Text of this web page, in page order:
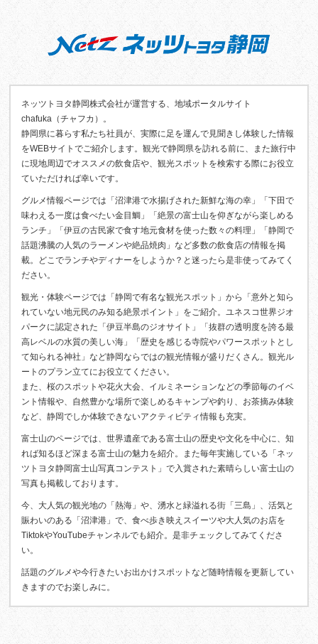
ネッツトヨタ静岡株式会社が運営する、地域ポータルサイト
chafuka（チャフカ）。
静岡県に暮らす私たち社員が、実際に足を運んで見聞きし体験した情報
をWEBサイトでご紹介します。観光で静岡県を訪れる前に、また旅行中
に現地周辺でオススメの飲食店や、観光スポットを検索する際にお役立
ていただければ幸いです。
グルメ情報ページでは「沼津港で水揚げされた新鮮な海の幸」「下田で
味わえる一度は食べたい金目鯛」「絶景の富士山を仰ぎながら楽しめる
ランチ」「伊豆の古民家で食す地元食材を使った数々の料理」「静岡で
話題沸騰の人気のラーメンや絶品焼肉」など多数の飲食店の情報を掲
載。どこでランチやディナーをしようか？と迷ったら是非使ってみてく
ださい。
観光・体験ページでは「静岡で有名な観光スポット」から「意外と知ら
れていない地元民のみ知る絶景ポイント」をご紹介。ユネスコ世界ジオ
パークに認定された「伊豆半島のジオサイト」「抜群の透明度を誇る最
高レベルの水質の美しい海」「歴史を感じる寺院やパワースポットとし
て知られる神社」など静岡ならではの観光情報が盛りだくさん。観光ル
ートのプラン立てにお役立てください。
また、桜のスポットや花火大会、イルミネーションなどの季節毎のイベ
ント情報や、自然豊かな場所で楽しめるキャンプや釣り、お茶摘み体験
など、静岡でしか体験できないアクティビティ情報も充実。
富士山のページでは、世界遺産である富士山の歴史や文化を中心に、知
れば知るほど深まる富士山の魅力を紹介。また毎年実施している「ネッ
ツトヨタ静岡富士山写真コンテスト」で入賞された素晴らしい富士山の
写真も掲載しております。
今、大人気の観光地の「熱海」や、湧水と緑溢れる街「三島」、活気と
賑わいのある「沼津港」で、食べ歩き映えスイーツや大人気のお店を
TiktokやYouTubeチャンネルでも紹介。是非チェックしてみてくださ
い。
話題のグルメや今行きたいお出かけスポットなど随時情報を更新してい
きますのでお楽しみに。